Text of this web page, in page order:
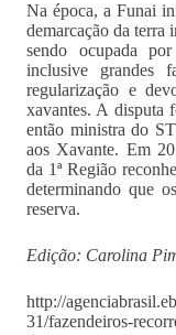
Na época, a Funai
demarcação da terra
sendo ocupada
inclusive grandes
regularização e
xavantes. A disputa
então ministra do
aos Xavante. Em
da 1ª Região
determinando que
reserva.
Edição: Carolina
http://
31/fazendeiros-